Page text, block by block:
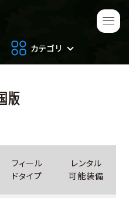
カテゴリ
便利アイテム
版
フィール
ドタイプ
レンタル
可能装備